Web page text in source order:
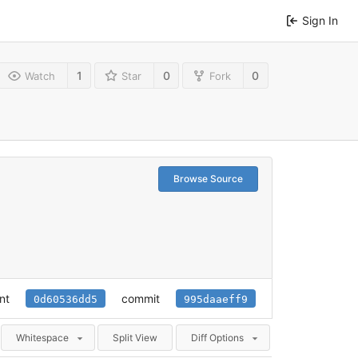
Sign In
Watch 1 Star 0 Fork 0
Browse Source
0d60536dd5 commit 995daaeff9
Whitespace Split View Diff Options